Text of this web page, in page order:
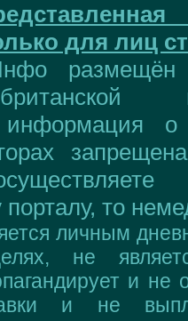
для лиц
размещён
информация
то
личным
не
и не
и не